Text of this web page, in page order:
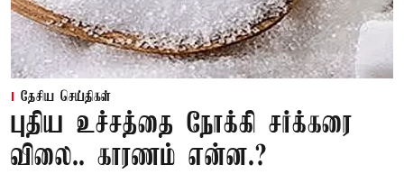
தேசிய செய்திகள்
புதிய உச்சத்தை நோக்கி சர்க்கரை
விலை.. காரணம் என்ன.?